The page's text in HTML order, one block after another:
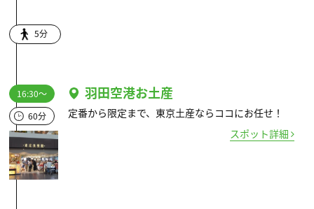
5分
16:30～
60分
羽田空港お土産
定番から限定まで、東京土産ならココにお任せ！
スポット詳細